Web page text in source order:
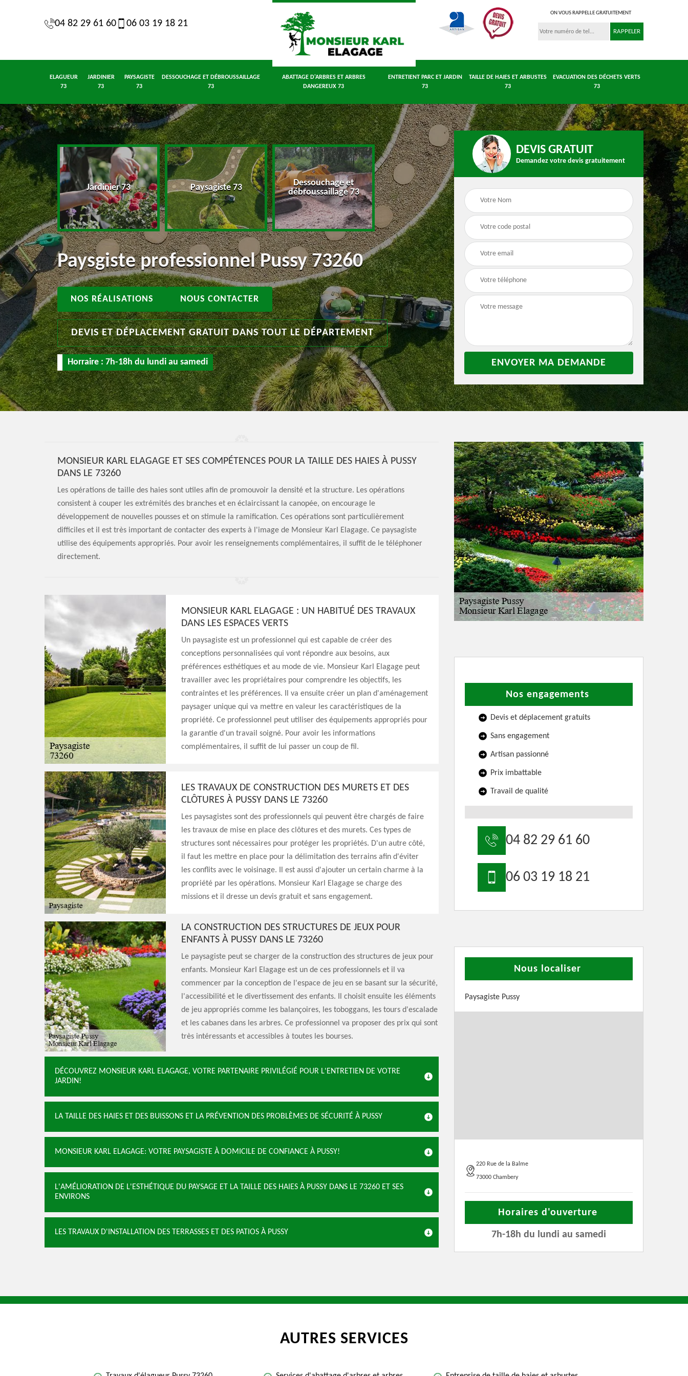
04 82 29 61 60 06 03 19 18 21
ON VOUS RAPPELLE GRATUITEMENT
ELAGUEUR
73
JARDINIER
73
PAYSAGISTE
73
DESSOUCHAGE ET DÉBROUSSAILLAGE
73
ABATTAGE D'ARBRES ET ARBRES
DANGEREUX 73
ENTRETIENT PARC ET JARDIN
73
TAILLE DE HAIES ET ARBUSTES
73
EVACUATION DES DÉCHETS VERTS
73
73 Jardinier 73 Paysagiste 73
Dessouchage et
débroussaillage 73
Abattage d'arbres et
arbres dangereux 73
jardin 73
Taille de haies et
arbustes 73
Paysgiste professionnel Pussy 73260
NOS RÉALISATIONS NOUS CONTACTER
DEVIS ET DÉPLACEMENT GRATUIT DANS TOUT LE DÉPARTEMENT
Horraire : 7h-18h du lundi au samedi
DEVIS GRATUIT
Demandez votre devis gratuitement
MONSIEUR KARL ELAGAGE ET SES COMPÉTENCES POUR LA TAILLE DES HAIES À PUSSY
DANS LE 73260
Les opérations de taille des haies sont utiles afin de promouvoir la densité et la structure. Les opérations
consistent à couper les extrémités des branches et en éclaircissant la canopée, on encourage le
développement de nouvelles pousses et on stimule la ramification. Ces opérations sont particulièrement
difficiles et il est très important de contacter des experts à l'image de Monsieur Karl Elagage. Ce paysagiste
utilise des équipements appropriés. Pour avoir les renseignements complémentaires, il suffit de le téléphoner
directement.
MONSIEUR KARL ELAGAGE : UN HABITUÉ DES TRAVAUX
DANS LES ESPACES VERTS
Un paysagiste est un professionnel qui est capable de créer des
conceptions personnalisées qui vont répondre aux besoins, aux
préférences esthétiques et au mode de vie. Monsieur Karl Elagage peut
travailler avec les propriétaires pour comprendre les objectifs, les
contraintes et les préférences. Il va ensuite créer un plan d'aménagement
paysager unique qui va mettre en valeur les caractéristiques de la
propriété. Ce professionnel peut utiliser des équipements appropriés pour
la garantie d'un travail soigné. Pour avoir les informations
complémentaires, il suffit de lui passer un coup de fil.
LES TRAVAUX DE CONSTRUCTION DES MURETS ET DES
CLÔTURES À PUSSY DANS LE 73260
Les paysagistes sont des professionnels qui peuvent être chargés de faire
les travaux de mise en place des clôtures et des murets. Ces types de
structures sont nécessaires pour protéger les propriétés. D'un autre côté,
il faut les mettre en place pour la délimitation des terrains afin d'éviter
les conflits avec le voisinage. Il est aussi d'ajouter un certain charme à la
propriété par les opérations. Monsieur Karl Elagage se charge des
missions et il dresse un devis gratuit et sans engagement.
LA CONSTRUCTION DES STRUCTURES DE JEUX POUR
ENFANTS À PUSSY DANS LE 73260
Le paysagiste peut se charger de la construction des structures de jeux pour
enfants. Monsieur Karl Elagage est un de ces professionnels et il va
commencer par la conception de l'espace de jeu en se basant sur la sécurité,
l'accessibilité et le divertissement des enfants. Il choisit ensuite les éléments
de jeu appropriés comme les balançoires, les toboggans, les tours d'escalade
et les cabanes dans les arbres. Ce professionnel va proposer des prix qui sont
très intéressants et accessibles à toutes les bourses.
DÉCOUVREZ MONSIEUR KARL ELAGAGE, VOTRE PARTENAIRE PRIVILÉGIÉ POUR L'ENTRETIEN DE VOTRE
JARDIN!
LA TAILLE DES HAIES ET DES BUISSONS ET LA PRÉVENTION DES PROBLÈMES DE SÉCURITÉ À PUSSY
MONSIEUR KARL ELAGAGE: VOTRE PAYSAGISTE À DOMICILE DE CONFIANCE À PUSSY!
L'AMÉLIORATION DE L'ESTHÉTIQUE DU PAYSAGE ET LA TAILLE DES HAIES À PUSSY DANS LE 73260 ET SES
ENVIRONS
LES TRAVAUX D'INSTALLATION DES TERRASSES ET DES PATIOS À PUSSY
Nos engagements
Devis et déplacement gratuits
Sans engagement
Artisan passionné
Prix imbattable
Travail de qualité
04 82 29 61 60
06 03 19 18 21
Nous localiser
Paysagiste Pussy
220 Rue de la Balme
73000 Chambery
Horaires d'ouverture
7h-18h du lundi au samedi
AUTRES SERVICES